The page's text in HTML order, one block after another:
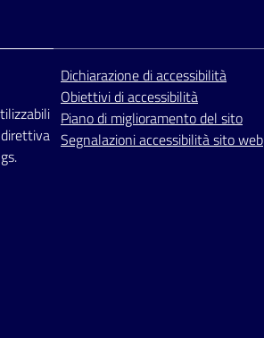
Dichiarazione di accessibilità
Obiettivi di accessibilità
Piano di miglioramento del sito
Segnalazioni accessibilità sito web